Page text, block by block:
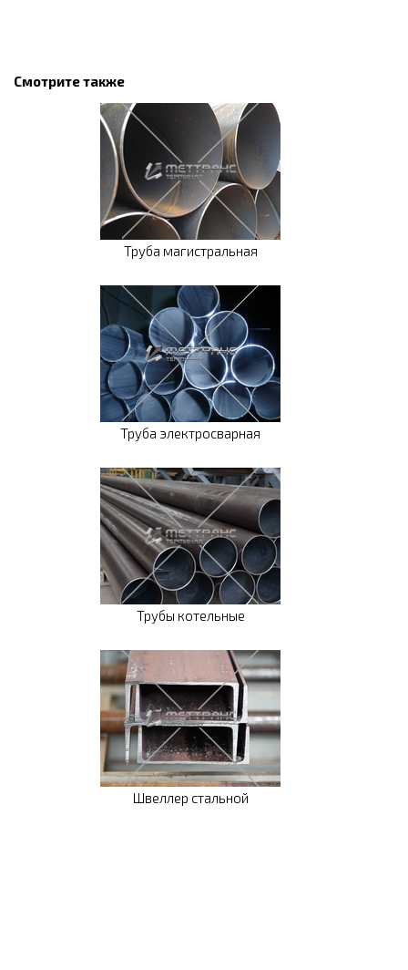
Смотрите также
Труба магистральная
Труба электросварная
Трубы котельные
Швеллер стальной